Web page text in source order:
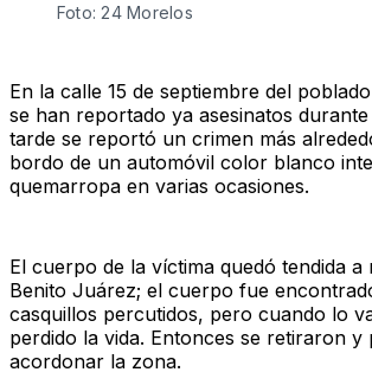
Foto: 24 Morelos
En la calle 15 de septiembre del
se han reportado ya asesinatos
tarde se reportó un crimen más
bordo de un automóvil color blanco
quemarropa en varias ocasiones.
El cuerpo de la víctima quedó tendida
Benito Juárez; el cuerpo fue
casquillos percutidos, pero cuando lo
perdido la vida. Entonces se retiraron
acordonar la zona.